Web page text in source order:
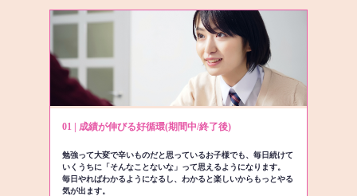
01 | 成績が伸びる好循環(期間中/終了後)
勉強って大変で辛いものだと思っているお子様でも、毎日続けて
いくうちに「そんなことないな」って思えるようになります。
毎日やればわかるようになるし、わかると楽しいからもっとやる
気が出ます。